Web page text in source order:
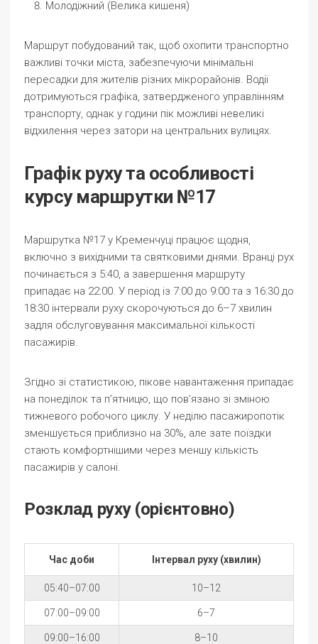
Молодіжний (Велика кишеня)
Маршрут побудований так, щоб охопити транспортно
важливі точки міста, забезпечуючи мінімальні
пересадки для жителів різних мікрорайонів. Водії
дотримуються графіка, затвердженого управлінням
транспорту, однак у години пік можливі невеликі
відхилення через затори на центральних вулицях.
Графік руху та особливості
курсу маршрутки №17
Маршрутка №17 у Кременчуці працює щодня,
включно з вихідними та святковими днями. Вранці рух
починається з 5:40, а завершення маршруту
припадає на 22:00. У період із 7:00 до 9:00 та з 16:30 до
18:30 інтервали руху скорочуються до 6–7 хвилин
задля обслуговування максимальної кількості
пасажирів.
Згідно зі статистикою, пікове навантаження припадає
на понеділок та п’ятницю, що пов’язано зі зміною
тижневого робочого циклу. У неділю пасажиропотік
зменшується приблизно на 30%, але зате поїздки
стають комфортнішими через меншу кількість
пасажирів у салоні.
Розклад руху (орієнтовно)
Час доби Інтервал руху (хвилин)
05:40–07:00 10–12
07:00–09:00 6–7
09:00–16:00 8–10